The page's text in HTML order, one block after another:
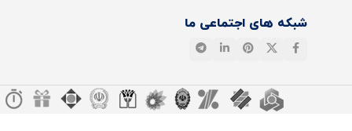
شبکه های اجتماعی ما